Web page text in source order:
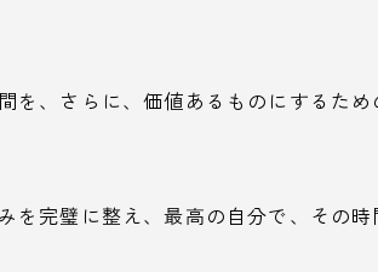
を、さらに、価値あるものにするた
を完璧に整え、最高の自分で、その時